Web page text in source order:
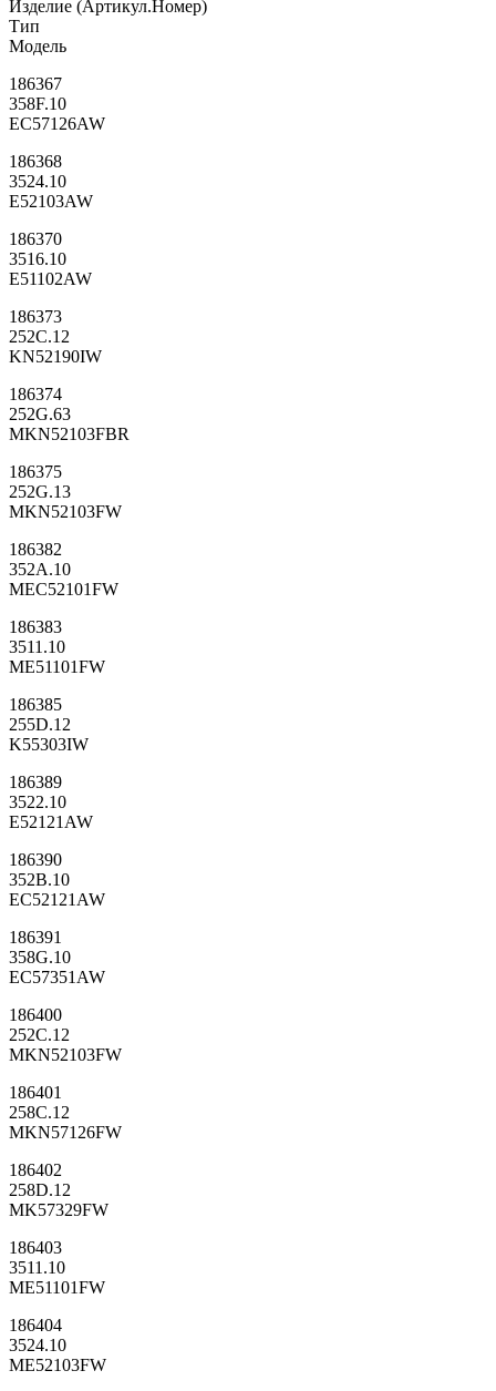
Изделие (Артикул.Номер)
Тип
Модель
186367
358F.10
EC57126AW
186368
3524.10
E52103AW
186370
3516.10
E51102AW
186373
252C.12
KN52190IW
186374
252G.63
MKN52103FBR
186375
252G.13
MKN52103FW
186382
352A.10
MEC52101FW
186383
3511.10
ME51101FW
186385
255D.12
K55303IW
186389
3522.10
E52121AW
186390
352B.10
EC52121AW
186391
358G.10
EC57351AW
186400
252C.12
MKN52103FW
186401
258C.12
MKN57126FW
186402
258D.12
MK57329FW
186403
3511.10
ME51101FW
186404
3524.10
ME52103FW